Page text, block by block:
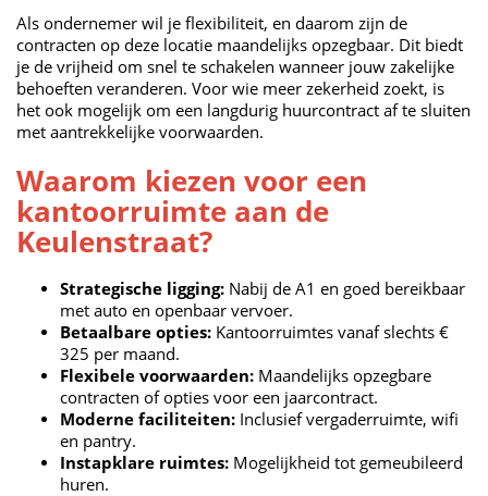
Als ondernemer wil je flexibiliteit, en daarom zijn de
contracten op deze locatie maandelijks opzegbaar. Dit biedt
je de vrijheid om snel te schakelen wanneer jouw zakelijke
behoeften veranderen. Voor wie meer zekerheid zoekt, is
het ook mogelijk om een langdurig huurcontract af te sluiten
met aantrekkelijke voorwaarden.
Waarom kiezen voor een
kantoorruimte aan de
Keulenstraat?
Strategische ligging: Nabij de A1 en goed bereikbaar
met auto en openbaar vervoer.
Betaalbare opties: Kantoorruimtes vanaf slechts €
325 per maand.
Flexibele voorwaarden: Maandelijks opzegbare
contracten of opties voor een jaarcontract.
Moderne faciliteiten: Inclusief vergaderruimte, wifi
en pantry.
Instapklare ruimtes: Mogelijkheid tot gemeubileerd
huren.